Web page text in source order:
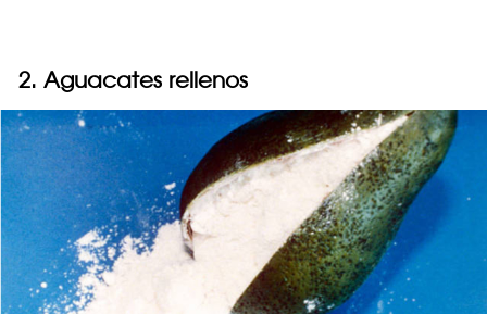
2. Aguacates rellenos